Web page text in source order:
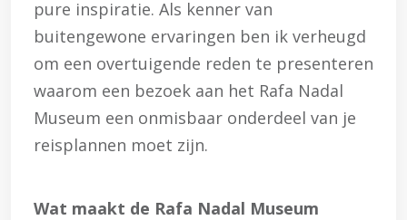
pure inspiratie. Als kenner van
buitengewone ervaringen ben ik verheugd
om een overtuigende reden te presenteren
waarom een bezoek aan het Rafa Nadal
Museum een onmisbaar onderdeel van je
reisplannen moet zijn.
Wat maakt de Rafa Nadal Museum